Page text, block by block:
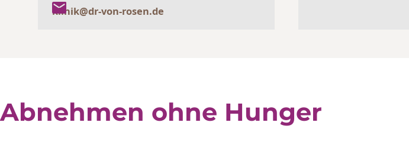
klinik@dr-von-rosen.de
Abnehmen ohne Hunger